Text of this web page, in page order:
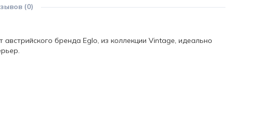
(0)
бренда Eglo, из коллекции Vintage, идеально